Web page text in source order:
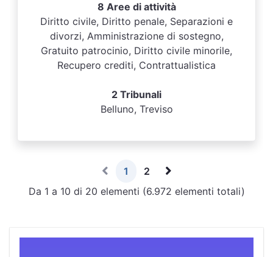
8 Aree di attività
Diritto civile, Diritto penale, Separazioni e
divorzi, Amministrazione di sostegno,
Gratuito patrocinio, Diritto civile minorile,
Recupero crediti, Contrattualistica
2 Tribunali
Belluno, Treviso
1
2
Da 1 a 10 di 20 elementi (6.972 elementi totali)